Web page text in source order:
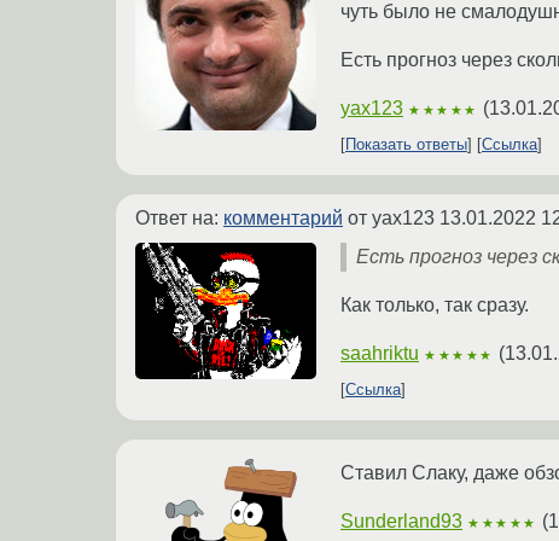
чуть было не
Есть прогноз через
yax123 ★★★★★ (
Показать ответы Ссылка
Ответ на: комментарий от yax123 13.01.2022
Есть прогноз через
Как только, так сразу.
saahriktu ★★★★★ (
Ссылка
Ставил Слаку, даже
Sunderland93 ★★★★★ (